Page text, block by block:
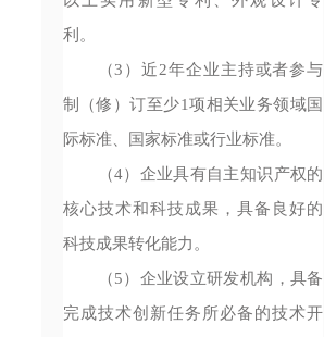
利。
（3）近2年企业主持或者参与
制（修）订至少1项相关业务领域国
际标准、国家标准或行业标准。
（4）企业具有自主知识产权的
核心技术和科技成果，具备良好的
科技成果转化能力。
（5）企业设立研发机构，具备
完成技术创新任务所必备的技术开